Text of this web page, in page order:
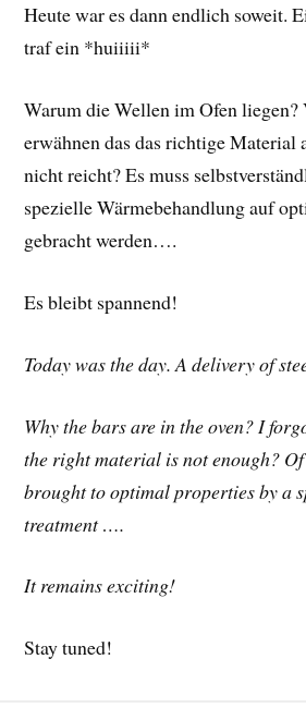
Heute war es dann endlich soweit.
traf ein *huiiiii*
Warum die Wellen im Ofen liegen?
erwähnen das das richtige Material
nicht reicht? Es muss
spezielle Wärmebehandlung auf
gebracht werden….
Es bleibt spannend!
Today was the day. A delivery of
Why the bars are in the oven? I
the right material is not enough?
brought to optimal properties by a
treatment ….
It remains exciting!
Stay tuned!